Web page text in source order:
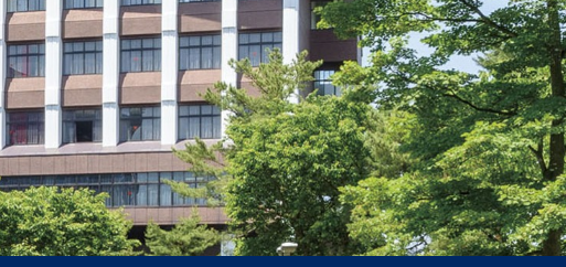
要項＆願書
集要項＆願書
過去問題集
ら請求
資料請求
留学・進学関連、塾・予備校
の請求
慮案内」の請求
高等学校卒業程度認定試験